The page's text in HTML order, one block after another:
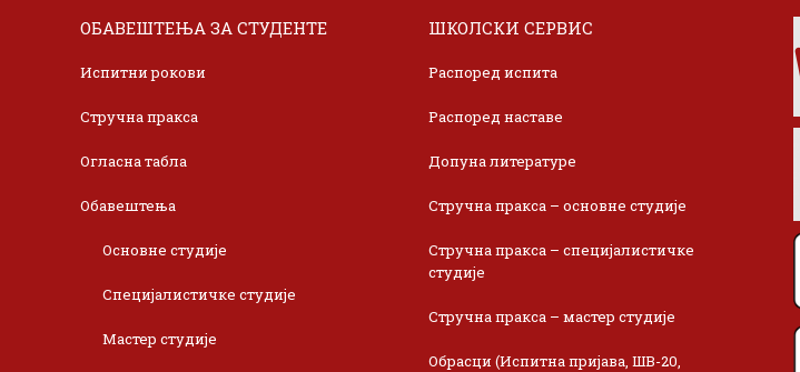
ОБАВЕШТЕЊА ЗА СТУДЕНТЕ
Испитни рокови
Стручна пракса
Огласна табла
Обавештења
Основне студије
Специјалистичке студије
Мастер студије
ШКОЛСКИ СЕРВИС
Распоред испита
Распоред наставе
Допуна литературе
Стручна пракса – основне студије
Стручна пракса – специјалистичке
студије
Стручна пракса – мастер студије
Обрасци (Испитна пријава, ШВ-20,